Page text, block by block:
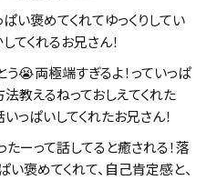
い褒めてくれてゆっくりしてい
てくれるお兄さん！
😭両極端すぎるよ！っていっぱ
法教えるねっておしえてくれた
っぱいしてくれたお兄さん！
ーって話してると癒される！落
い褒めてくれて、自己肯定感と、